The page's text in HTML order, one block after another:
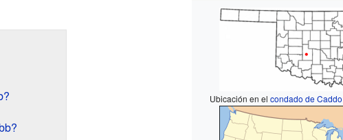
Ubicación en el condado de Caddo